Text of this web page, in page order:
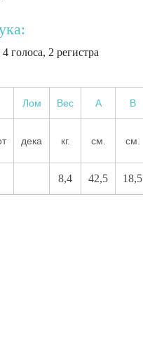
голоса, 2 регистра
Лом Вес А В
дека кг. см. см.
8,4 42,5 18,5